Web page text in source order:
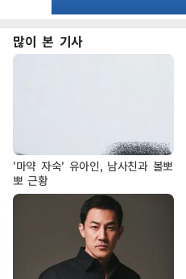
많이 본 기사
'마약 자숙' 유아인, 남사친과 볼뽀
뽀 근황